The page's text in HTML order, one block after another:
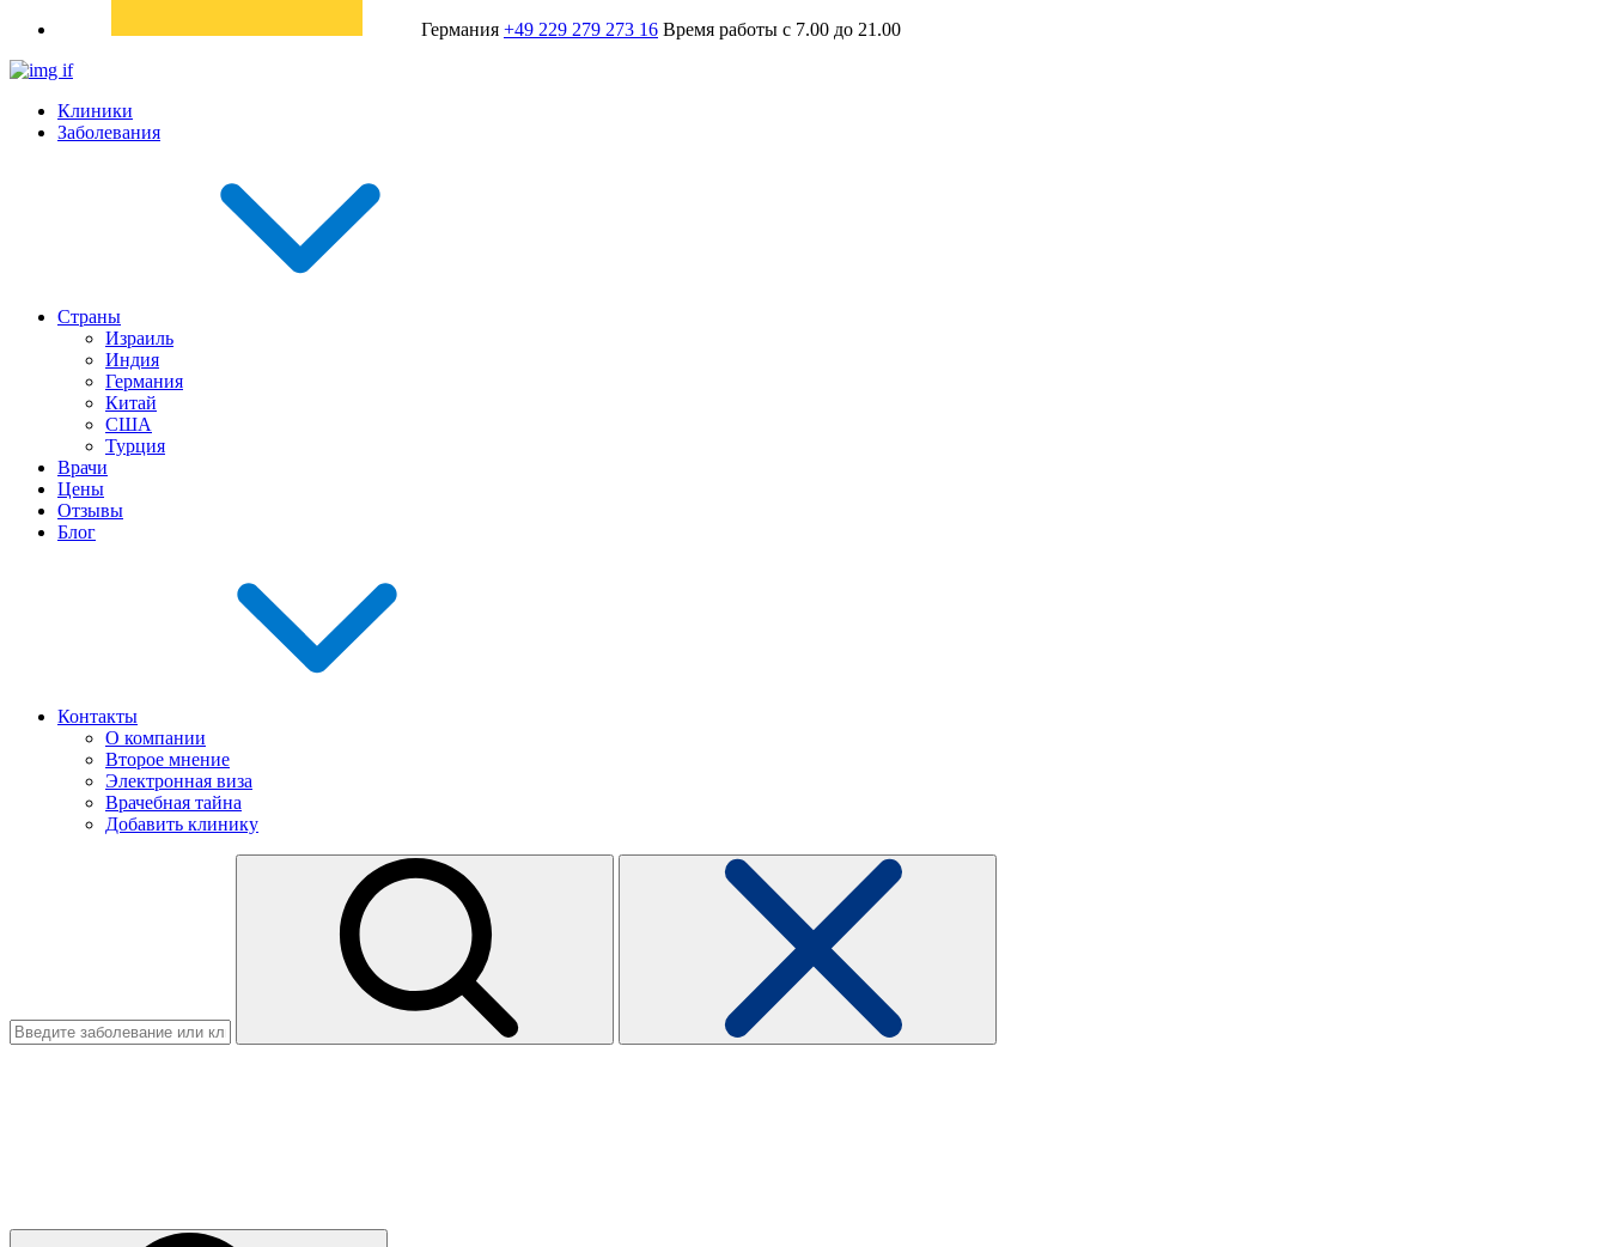
Германия +49 229 279 273 16 Время работы с 7.00 до 21.00
Клиники
Заболевания
Страны
Израиль
Индия
Германия
Китай
США
Турция
Врачи
Цены
Отзывы
Блог
Контакты
О компании
Второе мнение
Электронная виза
Врачебная тайна
Добавить клинику